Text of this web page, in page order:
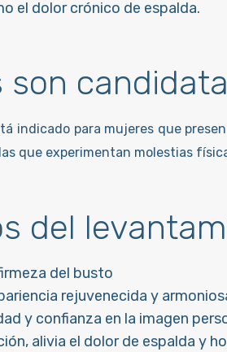
el dolor crónico de espalda.
son
indicado para mujeres que
que experimentan molestias
del
del busto
rejuvenecida y
y confianza en la imagen
alivia el dolor de espalda y